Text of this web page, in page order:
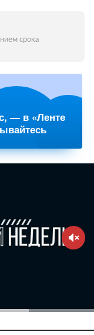
срока
— в «Ленте